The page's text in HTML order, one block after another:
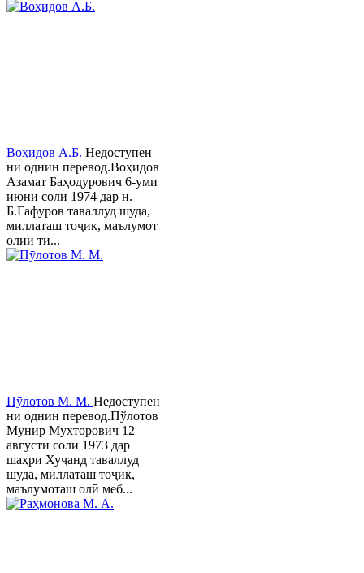
Воҳидов А.Б. Недоступен
ни однин перевод.Воҳидов
Азамат Баҳодурович 6-уми
июни соли 1974 дар н.
Б.Ғафуров таваллуд шуда,
миллаташ тоҷик, маълумот
олии ти...
Пӯлотов М. М. Недоступен
ни однин перевод.Пўлотов
Мунир Мухторович 12
августи соли 1973 дар
шаҳри Хуҷанд таваллуд
шуда, миллаташ тоҷик,
маълумоташ олӣ меб...